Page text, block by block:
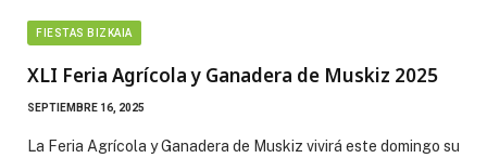
FIESTAS BIZKAIA
XLI Feria Agrícola y Ganadera de Muskiz 2025
SEPTIEMBRE 16, 2025
La Feria Agrícola y Ganadera de Muskiz vivirá este domingo su